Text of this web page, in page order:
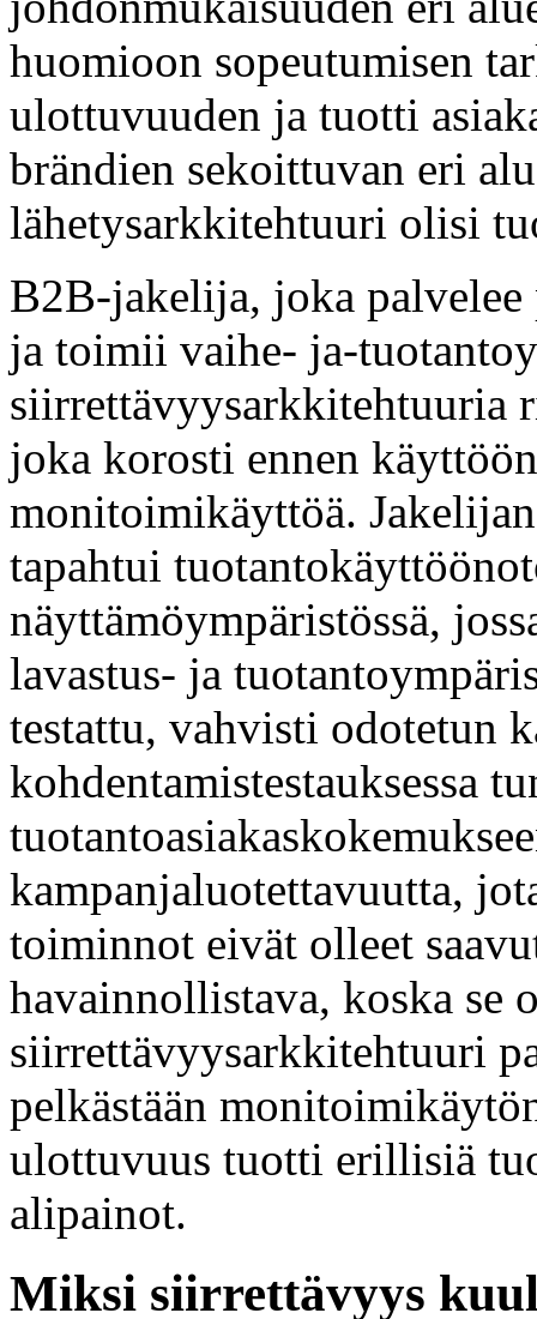
huomioon sopeutumisen
ulottuvuuden ja tuotti
brändien sekoittuvan eri
lähetysarkkitehtuuri olisi
B2B-jakelija, joka
ja toimii vaihe- ja-
siirrettävyysarkkitehtuuria
joka korosti ennen
monitoimikäyttöä.
tapahtui
näyttämöympäristössä,
lavastus- ja
testattu, vahvisti odotetun
kohdentamistestauksessa
kampanjaluotettavuutta,
toiminnot eivät olleet
havainnollistava, koska se
siirrettävyysarkkitehtuuri
pelkästään
ulottuvuus tuotti erillisiä
alipainot.
Miksi siirrettävyys